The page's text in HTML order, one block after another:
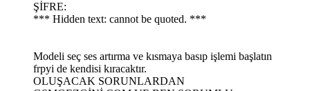
ŞİFRE:
*** Hidden text: cannot be quoted. ***
Modeli seç ses artırma ve kısmaya basıp işlemi başlatın
frpyi de kendisi kıracaktır.
OLUŞACAK SORUNLARDAN